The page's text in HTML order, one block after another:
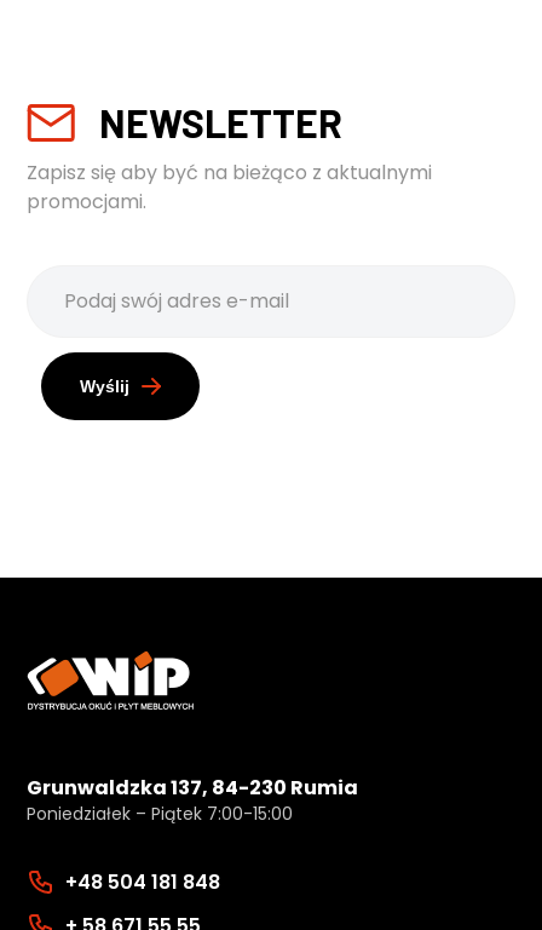
NEWSLETTER
Zapisz się aby być na bieżąco z aktualnymi
promocjami.
Wyślij
Grunwaldzka 137, 84-230 Rumia
Poniedziałek – Piątek 7:00-15:00
+48 504 181 848